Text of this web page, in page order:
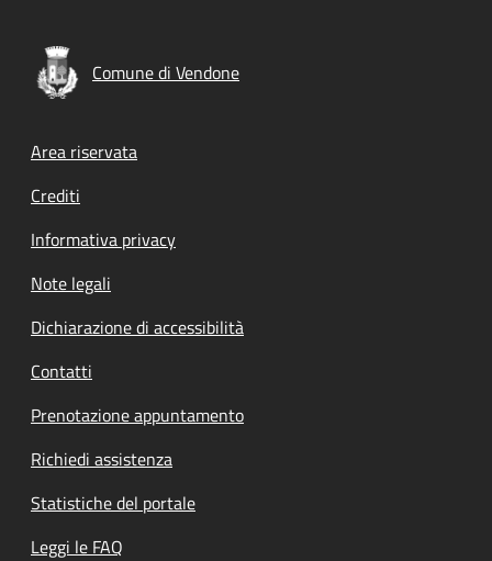
Comune di Vendone
Footer menu
Area riservata
Crediti
Informativa privacy
Note legali
Dichiarazione di accessibilità
Contatti
Prenotazione appuntamento
Richiedi assistenza
Statistiche del portale
Leggi le FAQ